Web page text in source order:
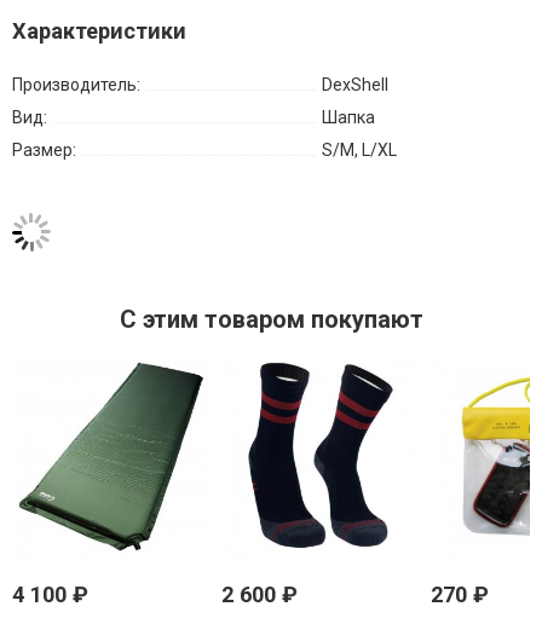
Характеристики
Производитель:
DexShell
Вид:
Шапка
Размер:
S/M, L/XL
C этим товаром покупают
4 100 ₽ 2 600 ₽ 270 ₽